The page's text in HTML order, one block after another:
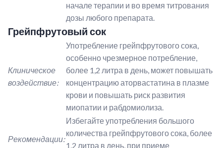
начале терапии и во время титрования
дозы любого препарата.
Грейпфрутовый сок
Клиническое
воздействие:
Употребление грейпфрутового сока,
особенно чрезмерное потребление,
более 1,2 литра в день, может повышать
концентрацию аторвастатина в плазме
крови и повышать риск развития
миопатии и рабдомиолиза.
Рекомендации:
Избегайте употребления большого
количества грейпфрутового сока, более
1,2 литра в день, при приеме